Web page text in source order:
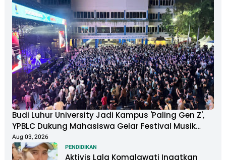
Budi Luhur University Jadi Kampus 'Paling Gen Z',
YPBLC Dukung Mahasiswa Gelar Festival Musik
Berkapasitas Ribuan Penonton
Aug 03, 2026
PENDIDIKAN
Aktivis Lala Komalawati Ingatkan